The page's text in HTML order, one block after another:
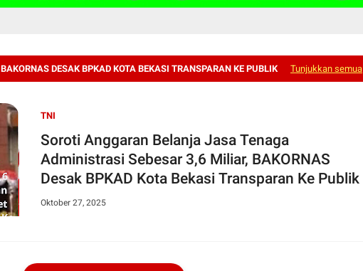
BAKORNAS DESAK BPKAD KOTA BEKASI TRANSPARAN KE PUBLIK Tunjukkan semua
TNI
Soroti Anggaran Belanja Jasa Tenaga
Administrasi Sebesar 3,6 Miliar, BAKORNAS
Desak BPKAD Kota Bekasi Transparan Ke Publik
Oktober 27, 2025